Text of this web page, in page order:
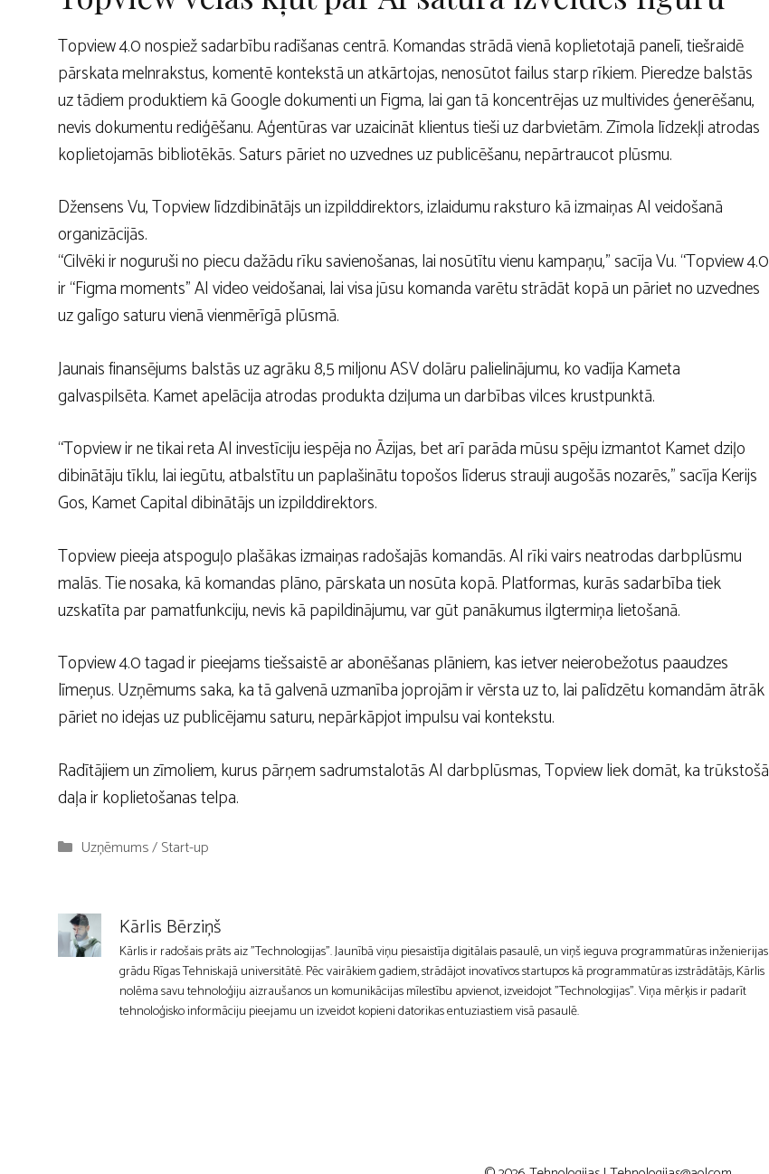
Topview 4.0 nospiež sadarbību radīšanas centrā. Komandas strādā vienā koplietotajā panelī, tiešraidē
pārskata melnrakstus, komentē kontekstā un atkārtojas, nenosūtot failus starp rīkiem. Pieredze balstās
uz tādiem produktiem kā Google dokumenti un Figma, lai gan tā koncentrējas uz multivides ģenerēšanu,
nevis dokumentu rediģēšanu. Aģentūras var uzaicināt klientus tieši uz darbvietām. Zīmola līdzekļi atrodas
koplietojamās bibliotēkās. Saturs pāriet no uzvednes uz publicēšanu, nepārtraucot plūsmu.
Džensens Vu, Topview līdzdibinātājs un izpilddirektors, izlaidumu raksturo kā izmaiņas AI veidošanā
organizācijās.
“Cilvēki ir noguruši no piecu dažādu rīku savienošanas, lai nosūtītu vienu kampaņu,” sacīja Vu. “Topview 4.0
ir “Figma moments” AI video veidošanai, lai visa jūsu komanda varētu strādāt kopā un pāriet no uzvednes
uz galīgo saturu vienā vienmērīgā plūsmā.
Jaunais finansējums balstās uz agrāku 8,5 miljonu ASV dolāru palielinājumu, ko vadījaKameta
galvaspilsēta. Kamet apelācija atrodas produkta dziļuma un darbības vilces krustpunktā.
“Topview ir ne tikai reta AI investīciju iespēja no Āzijas, bet arī parāda mūsu spēju izmantot Kamet dziļo
dibinātāju tīklu, lai iegūtu, atbalstītu un paplašinātu topošos līderus strauji augošās nozarēs,” sacīja Kerijs
Gos, Kamet Capital dibinātājs un izpilddirektors.
Topview pieeja atspoguļo plašākas izmaiņas radošajās komandās. AI rīki vairs neatrodas darbplūsmu
malās. Tie nosaka, kā komandas plāno, pārskata un nosūta kopā. Platformas, kurās sadarbība tiek
uzskatīta par pamatfunkciju, nevis kā papildinājumu, var gūt panākumus ilgtermiņa lietošanā.
Topview 4.0 tagad ir pieejams tiešsaistē ar abonēšanas plāniem, kas ietver neierobežotus paaudzes
līmeņus. Uzņēmums saka, ka tā galvenā uzmanība joprojām ir vērsta uz to, lai palīdzētu komandām ātrāk
pāriet no idejas uz publicējamu saturu, nepārkāpjot impulsu vai kontekstu.
Radītājiem un zīmoliem, kurus pārņem sadrumstalotās AI darbplūsmas, Topview liek domāt, ka trūkstošā
daļa ir koplietošanas telpa.
Kategorijas
Uzņēmums / Start-up
Kārlis Bērziņš
Kārlis ir radošais prāts aiz "Technologijas". Jaunībā viņu piesaistīja digitālais pasaulē, un viņš ieguva programmatūras inženierijas
grādu Rīgas Tehniskajā universitātē. Pēc vairākiem gadiem, strādājot inovatīvos startupos kā programmatūras izstrādātājs, Kārlis
nolēma savu tehnoloģiju aizraušanos un komunikācijas mīlestību apvienot, izveidojot "Technologijas". Viņa mērķis ir padarīt
tehnoloģisko informāciju pieejamu un izveidot kopieni datorikas entuziastiem visā pasaulē.